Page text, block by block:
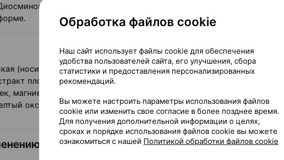
Способствует укреплению вен. Снятию напряжения и
(носитель), экстракт плодов померанца (геспередин), желатин,
плодов конского каштана, экстракт плодов померанца
магниевая соль стеариновой кислоты (антислеживающий агент),
оксид железа.
Обработка файлов cookie
Наш сайт использует файлы cookie для обеспечения
удобства пользователей сайта, его улучшения, сбора
статистики и предоставления персонализированных
рекомендаций.
Вы можете настроить параметры использования файлов
cookie или изменить свое согласие в более позднее время.
Для получения дополнительной информации о целях,
сроках и порядке использования файлов cookie вы можете
ознакомиться с нашей Политикой обработки файлов cookie